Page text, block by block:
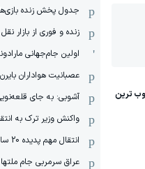
جدول پخش زنده بازی‌های
زنده و فوری از بازار
اولین جام‌جهانی
عصبانیت هواداران
آشوبی: به جای
واکنش وزیر ترک به
انتقال مهم پدیده 20 ساله منتفی شد (عکس)
عراق سرمربی جام